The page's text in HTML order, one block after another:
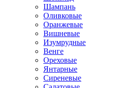
Шампань
Оливковые
Оранжевые
Вишневые
Изумрудные
Венге
Ореховые
Янтарные
Сиреневые